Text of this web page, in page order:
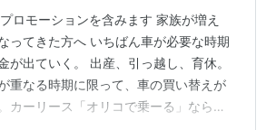
ロモーションを含みます 家族が増え
ってきた方へ いちばん車が必要な時期
が出ていく。 出産、引っ越し、育休。
重なる時期に限って、車の買い替えが
カーリース「オリコで乗ーる」なら頭